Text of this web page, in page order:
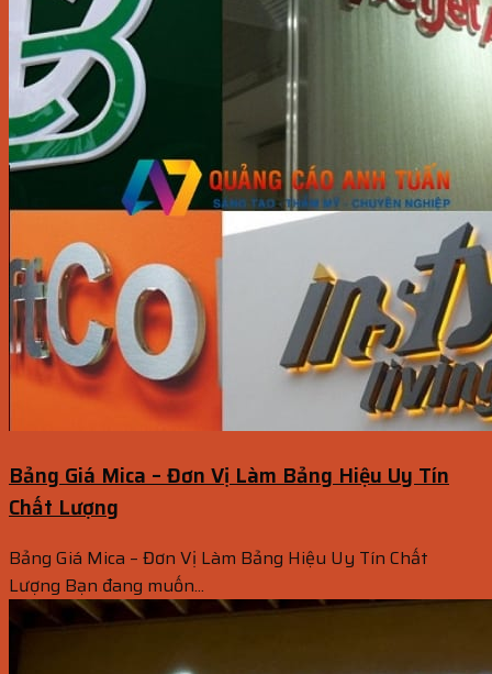
Bảng Giá Mica – Đơn Vị Làm Bảng Hiệu Uy Tín
Chất Lượng
Bảng Giá Mica – Đơn Vị Làm Bảng Hiệu Uy Tín Chất
Lượng Bạn đang muốn...